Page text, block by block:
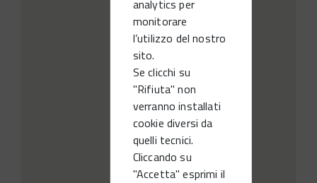
analytics per
monitorare
l’utilizzo del nostro
sito.
Se clicchi su
"Rifiuta" non
verranno installati
cookie diversi da
quelli tecnici.
Cliccando su
"Accetta" esprimi il